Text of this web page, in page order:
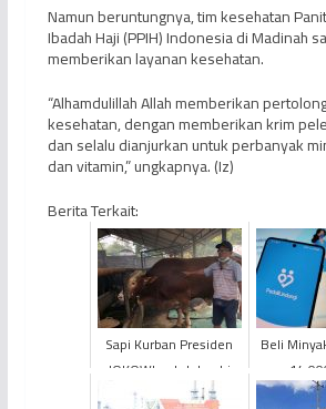
Namun beruntungnya, tim kesehatan
Ibadah Haji (PPIH) Indonesia di Madinah
memberikan layanan kesehatan.
“Alhamdulillah Allah memberikan
kesehatan, dengan memberikan krim
dan selalu dianjurkan untuk perbanyak
dan vitamin,” ungkapnya. (Iz)
Berita Terkait:
Sapi Kurban Presiden
JOKOWI untuk Jambi
Beli